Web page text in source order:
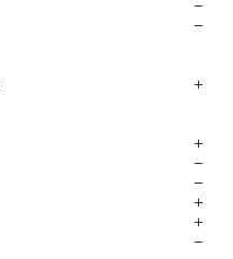
−
−
+
+
−
−
+
+
−